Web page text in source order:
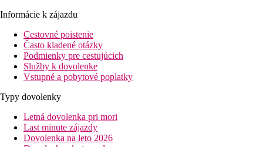
Informácie k zájazdu
Cestovné poistenie
Často kladené otázky
Podmienky pre cestujúcich
Služby k dovolenke
Vstupné a pobytové poplatky
Typy dovolenky
Letná dovolenka pri mori
Last minute zájazdy
Dovolenka na leto 2026